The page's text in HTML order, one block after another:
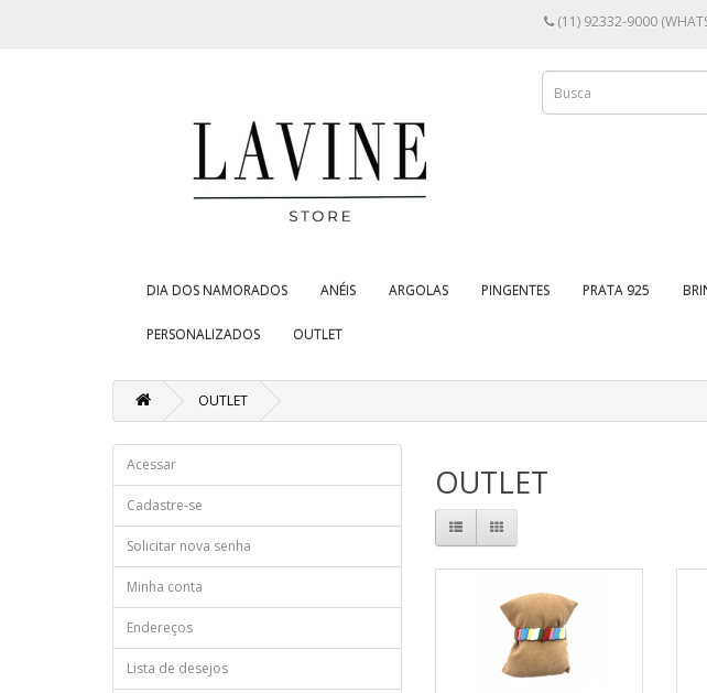
(11) 92332-9000
DIA DOS NAMORADOS ANÉIS ARGOLAS PINGENTES PRATA 925
PERSONALIZADOS OUTLET
OUTLET
Acessar
Cadastre-se
Solicitar nova senha
Minha conta
Endereços
Lista de desejos
OUTLET